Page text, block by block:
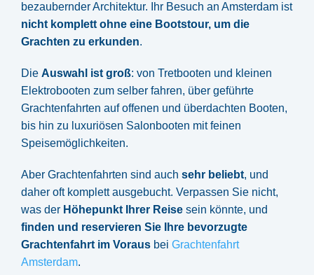
bezaubernder Architektur. Ihr Besuch an Amsterdam ist
nicht komplett ohne eine Bootstour, um die
Grachten zu erkunden.
Die Auswahl ist groß: von Tretbooten und kleinen
Elektrobooten zum selber fahren, über geführte
Grachtenfahrten auf offenen und überdachten Booten,
bis hin zu luxuriösen Salonbooten mit feinen
Speisemöglichkeiten.
Aber Grachtenfahrten sind auch sehr beliebt, und
daher oft komplett ausgebucht. Verpassen Sie nicht,
was der Höhepunkt Ihrer Reise sein könnte, und
finden und reservieren Sie Ihre bevorzugte
Grachtenfahrt im Voraus bei Grachtenfahrt
Amsterdam.